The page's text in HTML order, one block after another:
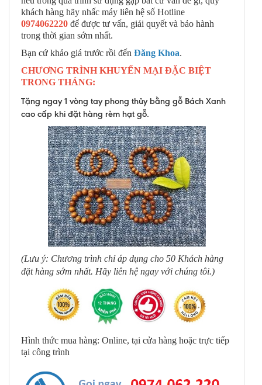
khách hàng hãy nhấc máy liên hệ số Hotline
0974062220 để được tư vấn, giải quyết và bảo hành
trong thời gian sớm nhất.
Bạn cứ khảo giá trước rồi đến Đăng Khoa.
CHƯƠNG TRÌNH KHUYẾN MẠI ĐẶC BIỆT
TRONG THÁNG:
Tặng ngay 1 vòng tay phong thủy bằng gỗ Bách Xanh
cao cấp khi đặt hàng rèm hạt gỗ.
(Lưu ý: Chương trình chỉ áp dụng cho 50 Khách hàng
đặt hàng sớm nhất. Hãy liên hệ ngay với chúng tôi.)
Hình thức mua hàng: Online, tại cửa hàng hoặc trực tiếp
tại công trình